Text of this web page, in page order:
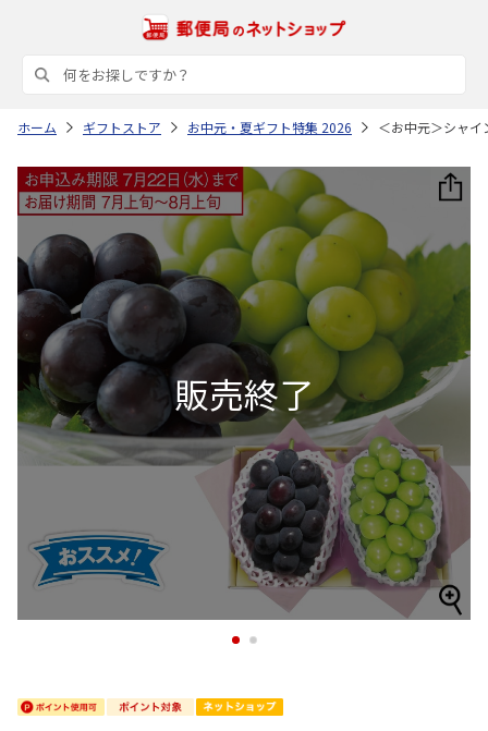
ホーム ギフトストア お中元・夏ギフト特集 2026 ＜お中元＞シャ
1 2